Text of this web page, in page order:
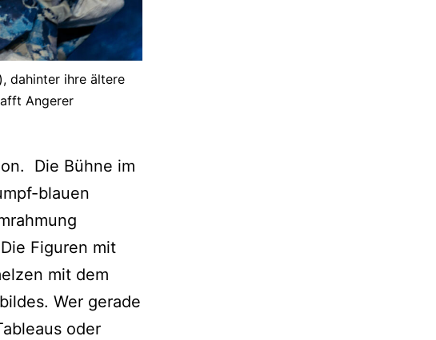
dahinter ihre ältere
Angerer
Die Bühne im
blauen
Figuren mit
mit dem
Wer gerade
oder